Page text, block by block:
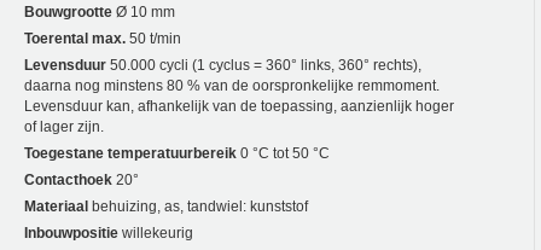
Bouwgrootte Ø 10 mm
Toerental max. 50 t/min
Levensduur 50.000 cycli (1 cyclus = 360° links, 360° rechts),
daarna nog minstens 80 % van de oorspronkelijke remmoment.
Levensduur kan, afhankelijk van de toepassing, aanzienlijk hoger
of lager zijn.
Toegestane temperatuurbereik 0 °C tot 50 °C
Contacthoek 20°
Materiaal behuizing, as, tandwiel: kunststof
Inbouwpositie willekeurig